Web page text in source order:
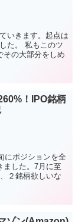
いきます。起点は
た。 私もこのツ
その大部分をしめ
！IPO銘柄
にポジションを全
ました。7月に至
２銘柄欲しいな